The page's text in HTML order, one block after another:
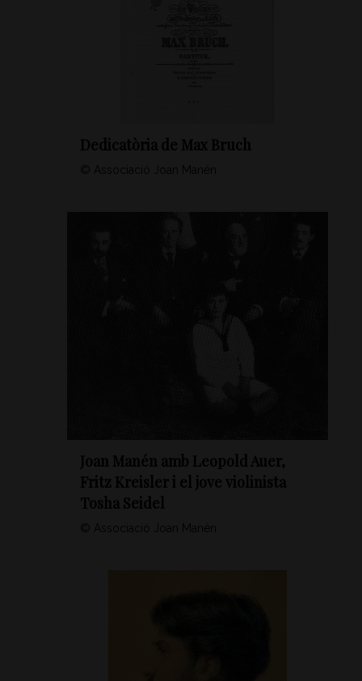
Dedicatòria de Max Bruch
© Associació Joan Manén
Joan Manén amb Leopold Auer,
Fritz Kreisler i el jove violinista
Tosha Seidel
© Associació Joan Manén